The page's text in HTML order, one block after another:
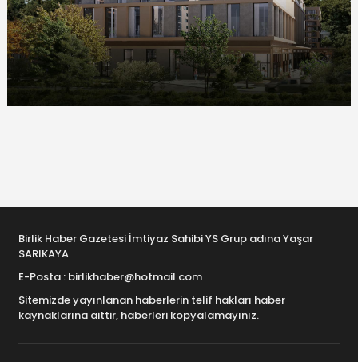
Birlik Haber Gazetesi İmtiyaz Sahibi YS Grup adına Yaşar
SARIKAYA
E-Posta : birlikhaber@hotmail.com
Sitemizde yayınlanan haberlerin telif hakları haber
kaynaklarına aittir, haberleri kopyalamayınız.